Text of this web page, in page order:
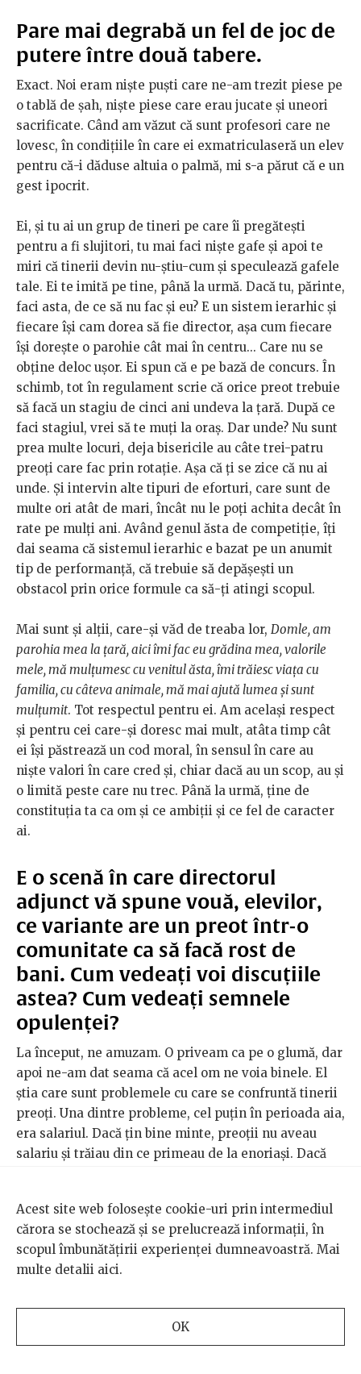
Pare mai degrabă un fel de joc de
putere între două tabere.
Exact. Noi eram niște puști care ne-am trezit piese pe
o tablă de șah, niște piese care erau jucate și uneori
sacrificate. Când am văzut că sunt profesori care ne
lovesc, în condițiile în care ei exmatriculaseră un elev
pentru că-i dăduse altuia o palmă, mi s-a părut că e un
gest ipocrit.
Ei, și tu ai un grup de tineri pe care îi pregătești
pentru a fi slujitori, tu mai faci niște gafe și apoi te
miri că tinerii devin nu-știu-cum și speculează gafele
tale. Ei te imită pe tine, până la urmă. Dacă tu, părinte,
faci asta, de ce să nu fac și eu? E un sistem ierarhic și
fiecare își cam dorea să fie director, așa cum fiecare
își dorește o parohie cât mai în centru... Care nu se
obține deloc ușor. Ei spun că e pe bază de concurs. În
schimb, tot în regulament scrie că orice preot trebuie
să facă un stagiu de cinci ani undeva la țară. După ce
faci stagiul, vrei să te muți la oraș. Dar unde? Nu sunt
prea multe locuri, deja bisericile au câte trei-patru
preoți care fac prin rotație. Așa că ți se zice că nu ai
unde. Și intervin alte tipuri de eforturi, care sunt de
multe ori atât de mari, încât nu le poți achita decât în
rate pe mulți ani. Având genul ăsta de competiție, îți
dai seama că sistemul ierarhic e bazat pe un anumit
tip de performanță, că trebuie să depășești un
obstacol prin orice formule ca să-ți atingi scopul.
Mai sunt și alții, care-și văd de treaba lor, Domle, am
parohia mea la țară, aici îmi fac eu grădina mea, valorile
mele, mă mulțumesc cu venitul ăsta, îmi trăiesc viața cu
familia, cu câteva animale, mă mai ajută lumea și sunt
mulțumit. Tot respectul pentru ei. Am același respect
și pentru cei care-și doresc mai mult, atâta timp cât
ei își păstrează un cod moral, în sensul în care au
niște valori în care cred și, chiar dacă au un scop, au și
o limită peste care nu trec. Până la urmă, ține de
constituția ta ca om și ce ambiții și ce fel de caracter
ai.
E o scenă în care directorul
adjunct vă spune vouă, elevilor,
ce variante are un preot într-o
comunitate ca să facă rost de
bani. Cum vedeați voi discuțiile
astea? Cum vedeați semnele
opulenței?
La început, ne amuzam. O priveam ca pe o glumă, dar
apoi ne-am dat seama că acel om ne voia binele. El
știa care sunt problemele cu care se confruntă tinerii
preoți. Una dintre probleme, cel puțin în perioada aia,
era salariul. Dacă țin bine minte, preoții nu aveau
salariu și trăiau din ce primeau de la enoriași. Dacă
Pentru că efectiv nu aveai din ce trăi. Și atunci,
oamenii, ca să supraviețuiască, căutau tot felul de
mici ciupeli. Una dintre ele era refacerea bisericii. În
legătura cu asta, a fost un mare scandal. Unii preoți
erau vechi și mâncate de carii. Ce s-a întâmplat cu
Acest site web folosește cookie-uri prin intermediul
cărora se stochează și se prelucrează informații, în
scopul îmbunătățirii experienței dumneavoastră. Mai
multe detalii aici.
OK